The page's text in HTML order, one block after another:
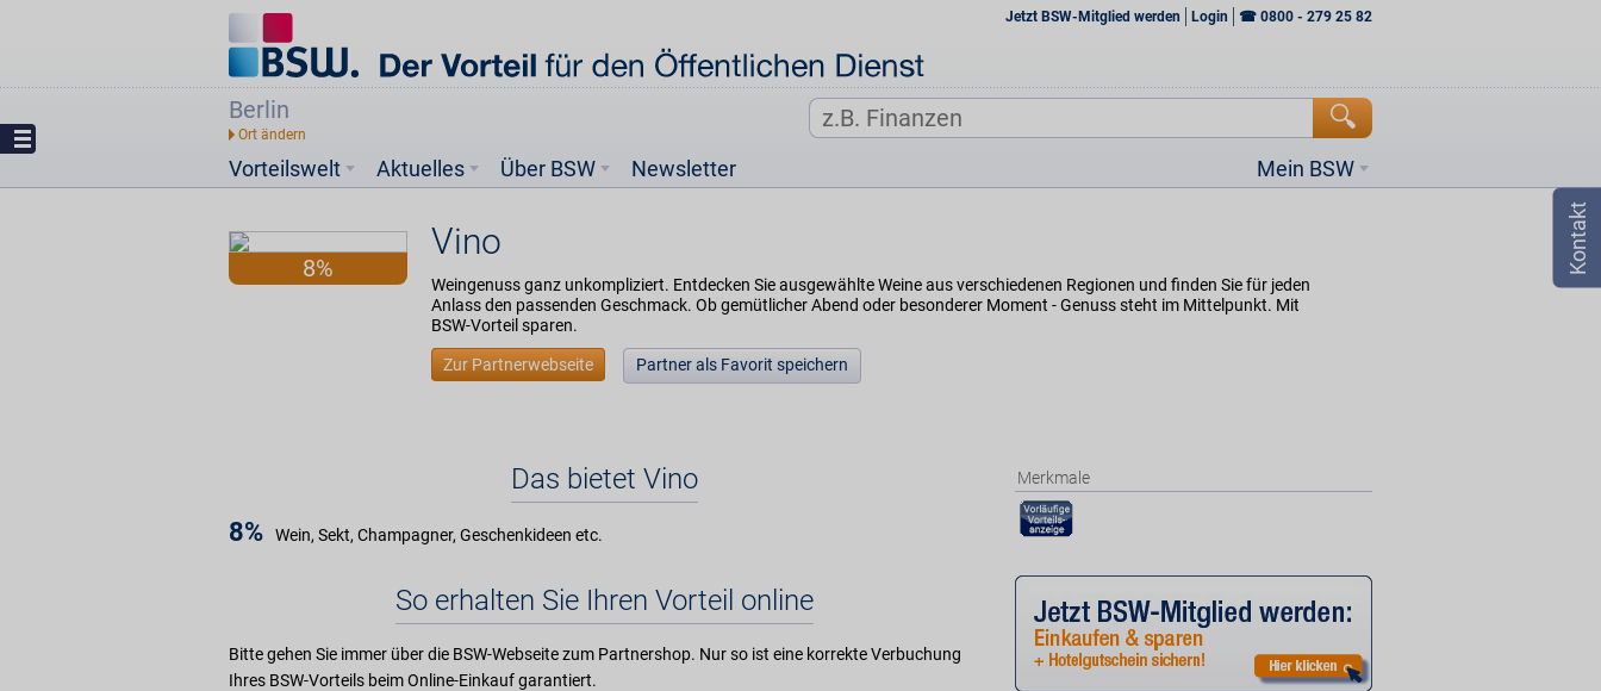
Jetzt BSW-Mitglied werden Login ☎ 0800 - 279 25 82
Berlin
Vorteilswelt Mein BSW
Aktuelles Über BSW Newsletter
8%
Vino
Weingenuss ganz unkompliziert. Entdecken Sie ausgewählte Weine aus verschiedenen Regionen und finden Sie für jeden
Anlass den passenden Geschmack. Ob gemütlicher Abend oder besonderer Moment - Genuss steht im Mittelpunkt. Mit
BSW-Vorteil sparen.
Zur Partnerwebseite Partner als Favorit speichern
Das bietet Vino
8% Wein, Sekt, Champagner, Geschenkideen etc.
So erhalten Sie Ihren Vorteil online
Bitte gehen Sie immer über die BSW-Webseite zum Partnershop. Nur so ist eine korrekte Verbuchung
Ihres BSW-Vorteils beim Online-Einkauf garantiert.
Merkmale